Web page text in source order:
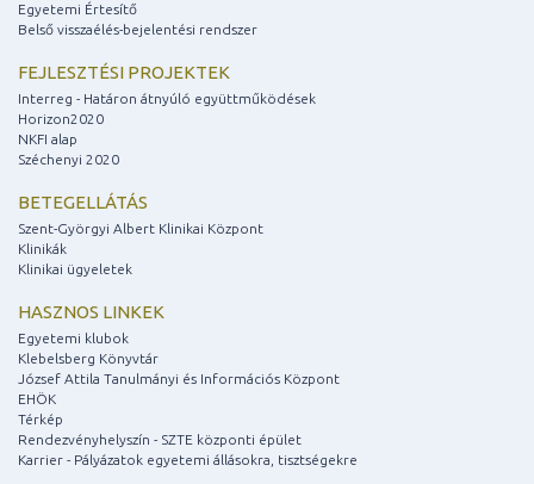
Egyetemi Értesítő
Belső visszaélés-bejelentési rendszer
FEJLESZTÉSI PROJEKTEK
Interreg - Határon átnyúló együttműködések
Horizon2020
NKFI alap
Széchenyi 2020
BETEGELLÁTÁS
Szent-Györgyi Albert Klinikai Központ
Klinikák
Klinikai ügyeletek
HASZNOS LINKEK
Egyetemi klubok
Klebelsberg Könyvtár
József Attila Tanulmányi és Információs Központ
EHÖK
Térkép
Rendezvényhelyszín - SZTE központi épület
Karrier - Pályázatok egyetemi állásokra, tisztségekre